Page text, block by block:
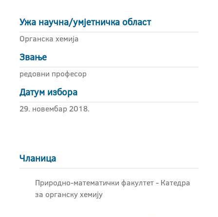
Ужа научна/умјетничка област
Органска хемија
Звање
редовни професор
Датум избора
29. новембар 2018.
Чланица
Природно-математички факултет - Катедра
за органску хемију